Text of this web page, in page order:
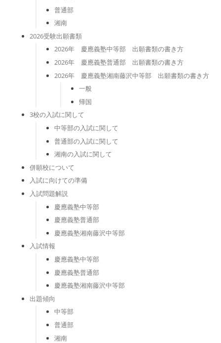
普通部
湘南
2026受験出願書類
2026年 慶應義塾中等部 出願書類の書き方
2026年 慶應義塾普通部 出願書類の書き方
2026年 慶應義塾湘南藤沢中等部 出願書類の書き方
一般
帰国
3校の入試に関して
中等部の入試に関して
普通部の入試に関して
湘南の入試に関して
併願校について
入試に向けての準備
入試問題解説
慶應義塾中等部
慶應義塾普通部
慶應義塾湘南藤沢中等部
入試情報
慶應義塾中等部
慶應義塾普通部
慶應義塾湘南藤沢中等部
出題傾向
中等部
普通部
湘南